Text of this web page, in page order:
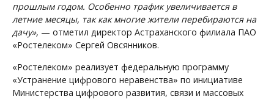
прошлым годом. Особенно трафик увеличивается в
летние месяцы, так как многие жители перебираются на
дачу», — отметил директор Астраханского филиала ПАО
«Ростелеком» Сергей Овсянников.
«Ростелеком» реализует федеральную программу
«Устранение цифрового неравенства» по инициативе
Министерства цифрового развития, связи и массовых